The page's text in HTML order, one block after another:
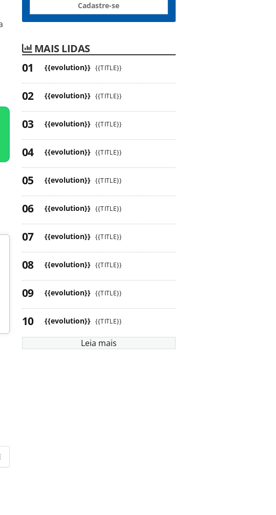
Cadastre-se
MAIS LIDAS
{{evolution}} {{TITLE}}
{{evolution}} {{TITLE}}
{{evolution}} {{TITLE}}
{{evolution}} {{TITLE}}
{{evolution}} {{TITLE}}
{{evolution}} {{TITLE}}
{{evolution}} {{TITLE}}
{{evolution}} {{TITLE}}
{{evolution}} {{TITLE}}
{{evolution}} {{TITLE}}
Leia mais